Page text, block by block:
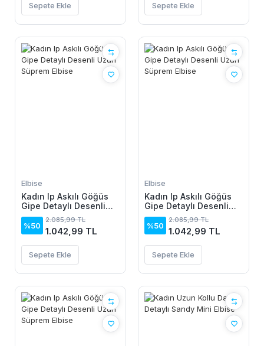
Sepete Ekle Sepete Ekle
Elbise
Kadın Ip Askılı Göğüs
Gipe Detaylı Desenli
Uzun Süprem Elbise
%50
2.085,99 TL
1.042,99 TL
Sepete Ekle
Elbise
Kadın Ip Askılı Göğüs
Gipe Detaylı Desenli
Uzun Süprem Elbise
%50
2.085,99 TL
1.042,99 TL
Sepete Ekle